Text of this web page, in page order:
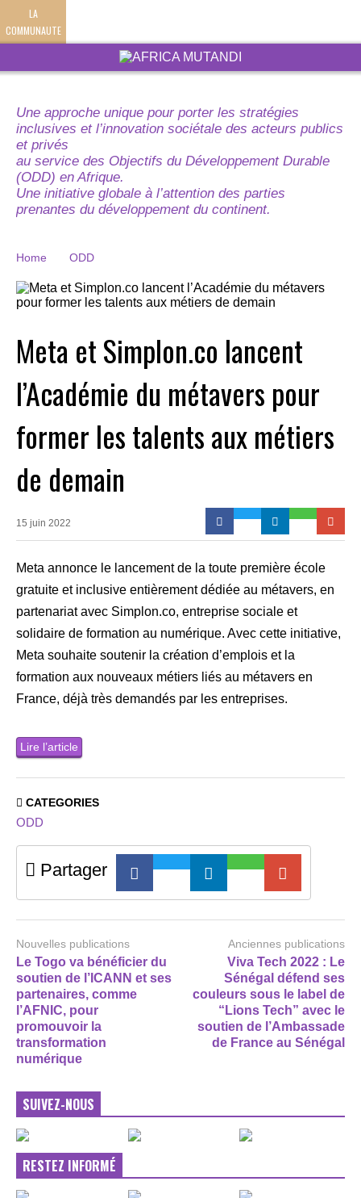
LA
COMMUNAUTE
Une approche unique pour porter les stratégies
inclusives et l’innovation sociétale des acteurs publics
et privés
au service des Objectifs du Développement Durable
(ODD) en Afrique.
Une initiative globale à l’attention des parties
prenantes du développement du continent.
Home ODD
Meta et Simplon.co lancent
l’Académie du métavers pour
former les talents aux métiers
de demain
15 juin 2022
Meta annonce le lancement de la toute première école
gratuite et inclusive entièrement dédiée au métavers, en
partenariat avec Simplon.co, entreprise sociale et
solidaire de formation au numérique. Avec cette initiative,
Meta souhaite soutenir la création d’emplois et la
formation aux nouveaux métiers liés au métavers en
France, déjà très demandés par les entreprises.
Lire l’article
CATEGORIES
ODD
Partager
Nouvelles publications
Le Togo va bénéficier du
soutien de l’ICANN et ses
partenaires, comme
l’AFNIC, pour
promouvoir la
transformation
numérique
Anciennes publications
Viva Tech 2022 : Le
Sénégal défend ses
couleurs sous le label de
“Lions Tech” avec le
soutien de l’Ambassade
de France au Sénégal
SUIVEZ-NOUS
RESTEZ INFORMÉ